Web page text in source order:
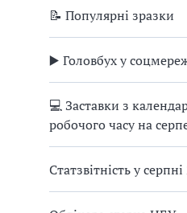
📝 Популярні зразки
▶️ Головбух у
💻 Заставки з
робочого часу на
Статзвітність у